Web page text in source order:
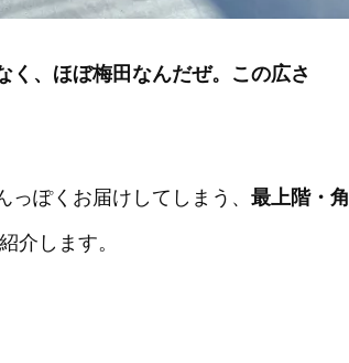
く 、 ほぼ梅田なんだぜ。この広さ
ぽくお届けしてしまう、 最上階・角
介します。